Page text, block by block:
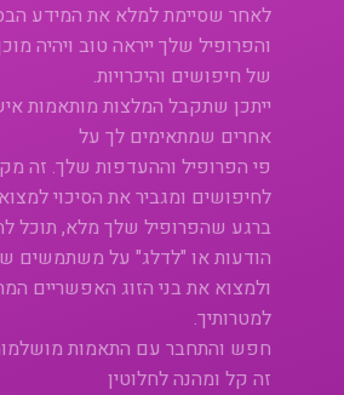
לאחר שסיימת למלא את המידע
והפרופיל שלך ייראה טוב ויהיה
של חיפושים והיכרויות.
ייתכן שתקבל המלצות מותאמות
אחרים שמתאימים לך על
פי הפרופיל וההעדפות שלך. זה
לחיפושים ומגביר את הסיכוי
ברגע שהפרופיל שלך מלא, תוכל
הודעות או "לדלג" על משתמשים
ולמצוא את בני הזוג האפשריים
למטרותיך.
חפש והתחבר עם התאמות
זה קל ומהנה לחלוטין